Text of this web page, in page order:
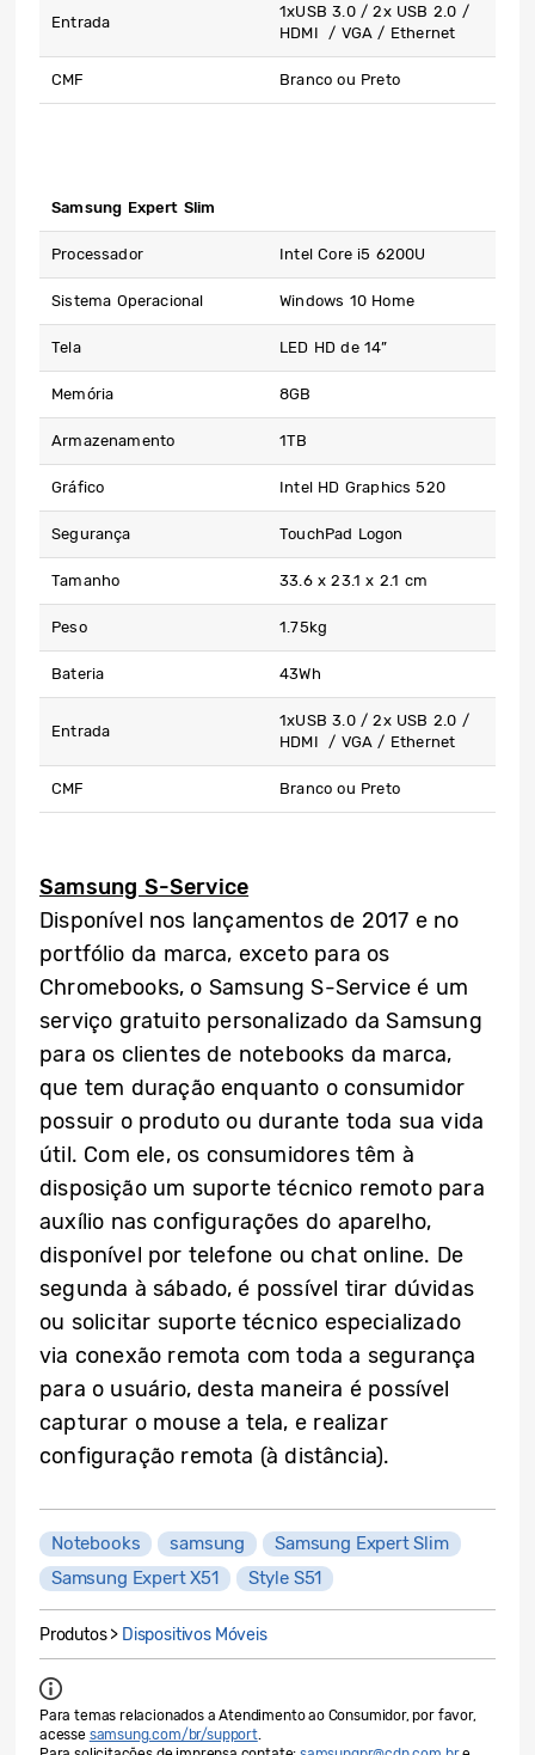
Entrada
1xUSB 3.0 / 2x USB 2.0 /
HDMI / VGA / Ethernet
CMF Branco ou Preto
Samsung Expert Slim
Processador Intel Core i5 6200U
Sistema Operacional Windows 10 Home
Tela LED HD de 14”
Memória 8GB
Armazenamento 1TB
Gráfico Intel HD Graphics 520
Segurança TouchPad Logon
Tamanho 33.6 x 23.1 x 2.1 cm
Peso 1.75kg
Bateria 43Wh
Entrada
1xUSB 3.0 / 2x USB 2.0 /
HDMI / VGA / Ethernet
CMF Branco ou Preto
Samsung S-Service
Disponível nos lançamentos de 2017 e no
portfólio da marca, exceto para os
Chromebooks, o Samsung S-Service é um
serviço gratuito personalizado da Samsung
para os clientes de notebooks da marca,
que tem duração enquanto o consumidor
possuir o produto ou durante toda sua vida
útil. Com ele, os consumidores têm à
disposição um suporte técnico remoto para
auxílio nas configurações do aparelho,
disponível por telefone ou chat online. De
segunda à sábado, é possível tirar dúvidas
ou solicitar suporte técnico especializado
via conexão remota com toda a segurança
para o usuário, desta maneira é possível
capturar o mouse a tela, e realizar
configuração remota (à distância).
Notebooks samsung
Samsung Expert Slim
Samsung Expert X51
Style S51
Produtos > Dispositivos Móveis
Para temas relacionados a Atendimento ao Consumidor, por favor,
acesse samsung.com/br/support.